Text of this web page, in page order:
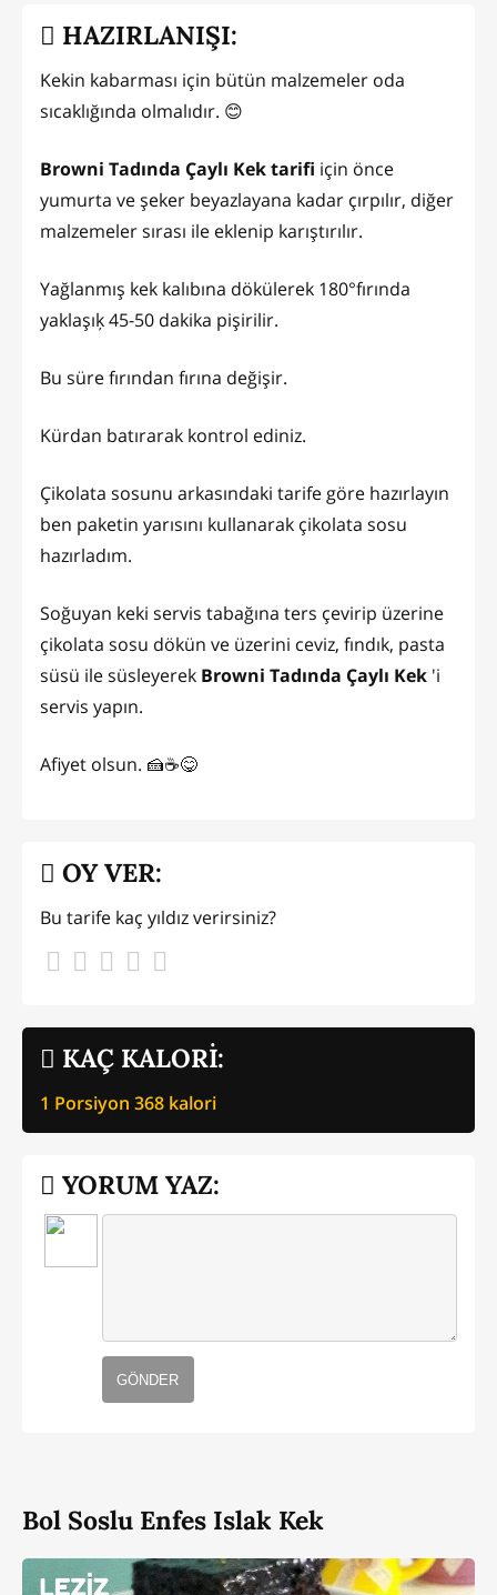
HAZIRLANIŞI:
Kekin kabarması için bütün malzemeler oda
sıcaklığında olmalıdır. 😊
Browni Tadında Çaylı Kek tarifi için önce
yumurta ve şeker beyazlayana kadar çırpılır, diğer
malzemeler sırası ile eklenip karıştırılır.
Yağlanmış kek kalıbına dökülerek 180°fırında
yaklaşıķ 45-50 dakika pişirilir.
Bu süre fırından fırına değişir.
Kürdan batırarak kontrol ediniz.
Çikolata sosunu arkasındaki tarife göre hazırlayın
ben paketin yarısını kullanarak çikolata sosu
hazırladım.
Soğuyan keki servis tabağına ters çevirip üzerine
çikolata sosu dökün ve üzerini ceviz, fındık, pasta
süsü ile süsleyerek Browni Tadında Çaylı Kek 'i
servis yapın.
Afiyet olsun. 🍰☕😋
KAÇ KALORİ:
1 Porsiyon 368 kalori
OY VER:
Bu tarife kaç yıldız verirsiniz?
YORUM YAZ:
GÖNDER
Bol Soslu Enfes Islak Kek